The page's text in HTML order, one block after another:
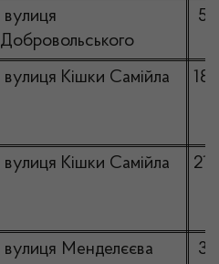
вулиця
Добровольського
5/
вулиця Кішки Самійла 189
вулиця Кішки Самійла 216
вулиця Менделєєва
3